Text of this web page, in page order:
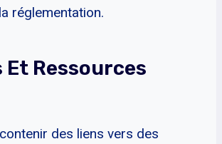
réglementation.
Et Ressources
des liens vers des